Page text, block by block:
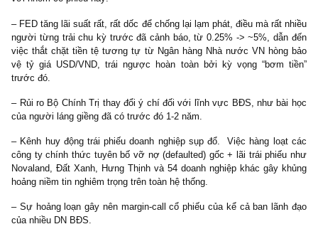
Chính phủ bơm tiền/nới lỏng định lượng
Không thể phủ nhận cổ phiếu bất động sản giai đoạn 2021 đã đạt
mức tăng trưởng đáng ghen tỵ giúp nhiều công ty từ quy mô
vừa lên hàng tỷ USD trong thời gian ngắn, đem lại lợi nhuận
cho vô số nhà đầu cơ khôn ngoan đi trước đám đông và “biết
Tuy nhiên, đối với những nhà đầu cơ cuối cùng mua phải mức
12x book value, hàng chục lần doanh thu chuyển nhượng BĐS
trên giá trị DCF từ những dự án khả thi nhất, thì thảm họa tài
đến với họ sớm sau đó, nhiều trường hợp đã phảichấm dứt
viễn con đường đầu tưcủa mình một cách nuối tiếc trước triển